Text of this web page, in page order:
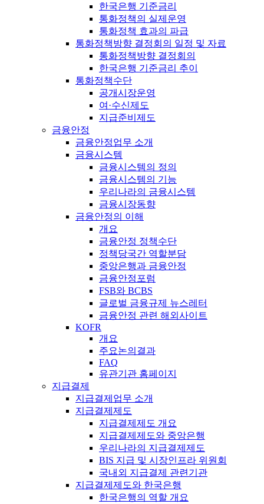
한국은행 기준금리
통화정책의 실제운영
통화정책 효과의 파급
통화정책방향 결정회의 일정 및 자료
통화정책방향 결정회의
한국은행 기준금리 추이
통화정책수단
공개시장운영
여·수신제도
지급준비제도
금융안정
금융안정업무 소개
금융시스템
금융시스템의 정의
금융시스템의 기능
우리나라의 금융시스템
금융시장동향
금융안정의 이해
개요
금융안정 정책수단
정책당국간 역할분담
중앙은행과 금융안정
금융안정포럼
FSB와 BCBS
글로벌 금융규제 뉴스레터
금융안정 관련 해외사이트
KOFR
개요
주요논의결과
FAQ
유관기관 홈페이지
지급결제
지급결제업무 소개
지급결제제도
지급결제제도 개요
지급결제제도와 중앙은행
우리나라의 지급결제제도
BIS 지급 및 시장인프라 위원회
국내외 지급결제 관련기관
지급결제제도와 한국은행
한국은행의 역할 개요